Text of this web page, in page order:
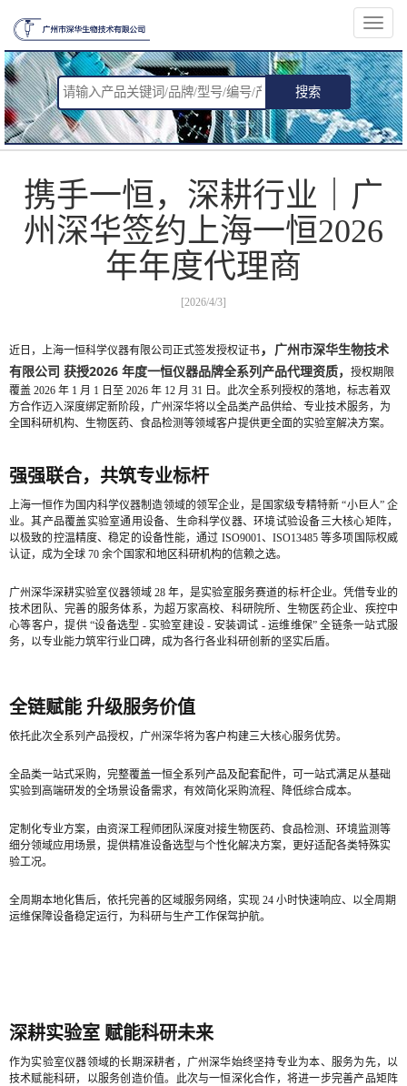
切
换
导
航
搜索
携手一恒，深耕行业｜广
州深华签约上海一恒2026
年年度代理商
[2026/4/3]
近日，上海一恒科学仪器有限公司正式签发授权证书， 广州市深华生物技术
有限公司 获授2026 年度一恒仪器品牌全系列产品代理资质， 授权期限
覆盖 2026 年 1 月 1 日至 2026 年 12 月 31 日。此次全系列授权的落地，标志着双
方合作迈入深度绑定新阶段，广州深华将以全品类产品供给、专业技术服务，为
全国科研机构、生物医药、食品检测等领域客户提供更全面的实验室解决方案。
强强联合，共筑专业标杆
上海一恒作为国内科学仪器制造领域的领军企业，是国家级专精特新 “小巨人” 企
业。其产品覆盖实验室通用设备、生命科学仪器、环境试验设备三大核心矩阵，
以极致的控温精度、稳定的设备性能，通过 ISO9001、ISO13485 等多项国际权威
认证，成为全球 70 余个国家和地区科研机构的信赖之选。
广州深华深耕实验室仪器领域 28 年，是实验室服务赛道的标杆企业。凭借专业的
技术团队、完善的服务体系，为超万家高校、科研院所、生物医药企业、疾控中
心等客户，提供 “设备选型 - 实验室建设 - 安装调试 - 运维维保” 全链条一站式服
务，以专业能力筑牢行业口碑，成为各行各业科研创新的坚实后盾。
全链赋能 升级服务价值
依托此次全系列产品授权，广州深华将为客户构建三大核心服务优势。
全品类一站式采购，完整覆盖一恒全系列产品及配套配件，可一站式满足从基础
实验到高端研发的全场景设备需求，有效简化采购流程、降低综合成本。
定制化专业方案，由资深工程师团队深度对接生物医药、食品检测、环境监测等
细分领域应用场景，提供精准设备选型与个性化解决方案，更好适配各类特殊实
验工况。
全周期本地化售后，依托完善的区域服务网络，实现 24 小时快速响应、以全周期
运维保障设备稳定运行，为科研与生产工作保驾护航。
深耕实验室 赋能科研未来
作为实验室仪器领域的长期深耕者，广州深华始终坚持专业为本、服务为先，以
技术赋能科研，以服务创造价值。此次与一恒深化合作，将进一步完善产品矩阵